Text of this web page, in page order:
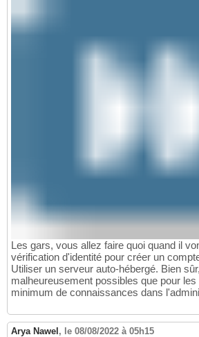
Les gars, vous allez faire quoi quand il
vérification d'identité pour créer un
Utiliser un serveur auto-hébergé. Bien
malheureusement possibles que pour
minimum de connaissances dans
Arya Nawel , le 08/08/2022 à 05h15